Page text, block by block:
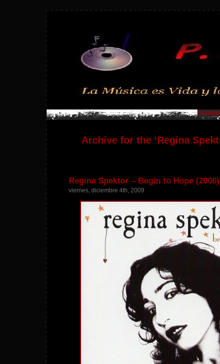
Archive for the ‘Regina
Regina Spektor – Begin to Hope (2006)
viernes, diciembre 4th, 2009